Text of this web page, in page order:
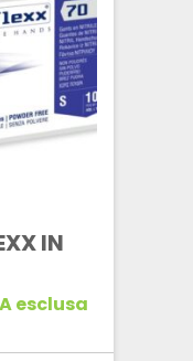
IN
esclusa